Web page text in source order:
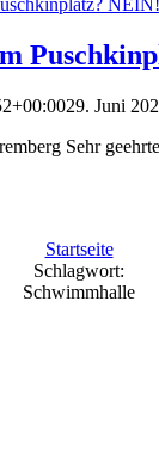
NEIN!
29. Juni
Sehr
Startseite
Schlagwort:
Schwimmhalle